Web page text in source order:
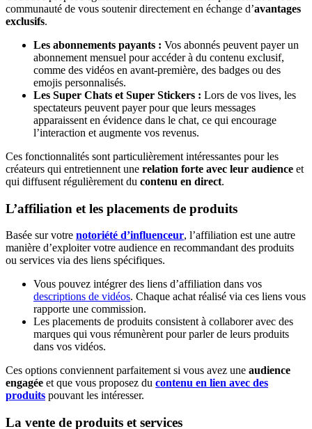
communauté de vous soutenir directement en échange d’avantages
exclusifs.
Les abonnements payants : Vos abonnés peuvent payer un
abonnement mensuel pour accéder à du contenu exclusif,
comme des vidéos en avant-première, des badges ou des
emojis personnalisés.
Les Super Chats et Super Stickers : Lors de vos lives, les
spectateurs peuvent payer pour que leurs messages
apparaissent en évidence dans le chat, ce qui encourage
l’interaction et augmente vos revenus.
Ces fonctionnalités sont particulièrement intéressantes pour les
créateurs qui entretiennent une relation forte avec leur audience et
qui diffusent régulièrement du contenu en direct.
L’affiliation et les placements de produits
Basée sur votre notoriété d’influenceur, l’affiliation est une autre
manière d’exploiter votre audience en recommandant des produits
ou services via des liens spécifiques.
Vous pouvez intégrer des liens d’affiliation dans vos
descriptions de vidéos. Chaque achat réalisé via ces liens vous
rapporte une commission.
Les placements de produits consistent à collaborer avec des
marques qui vous rémunèrent pour parler de leurs produits
dans vos vidéos.
Ces options conviennent parfaitement si vous avez une audience
engagée et que vous proposez du contenu en lien avec des
produits pouvant les intéresser.
La vente de produits et services